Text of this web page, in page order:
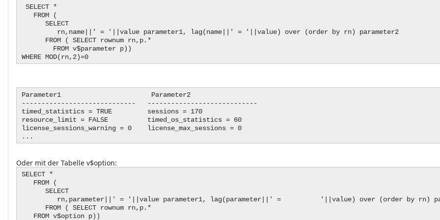
SELECT *
FROM (
SELECT
rn,name||' = '||value parameter1, lag(name||' = '||value) over (order by rn) parameter2
FROM ( SELECT rownum rn,p.*
FROM v$parameter p))
WHERE MOD(rn,2)=0
Parameter1 Parameter2
----------------------------- ----------------------------
timed_statistics = TRUE sessions = 170
resource_limit = FALSE timed_os_statistics = 60
license_sessions_warning = 0 license_max_sessions = 0
...
Oder mit der Tabelle v$option:
SELECT *
FROM (
SELECT
rn,parameter||' = '||value parameter1, lag(parameter||' = '||value) over (order by rn)
FROM ( SELECT rownum rn,p.*
FROM v$option p))